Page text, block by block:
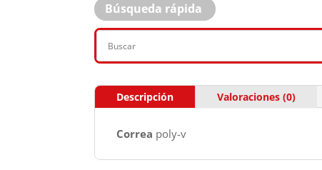
Búsqueda rápida
Descripción Valoraciones (0)
Correa poly-v